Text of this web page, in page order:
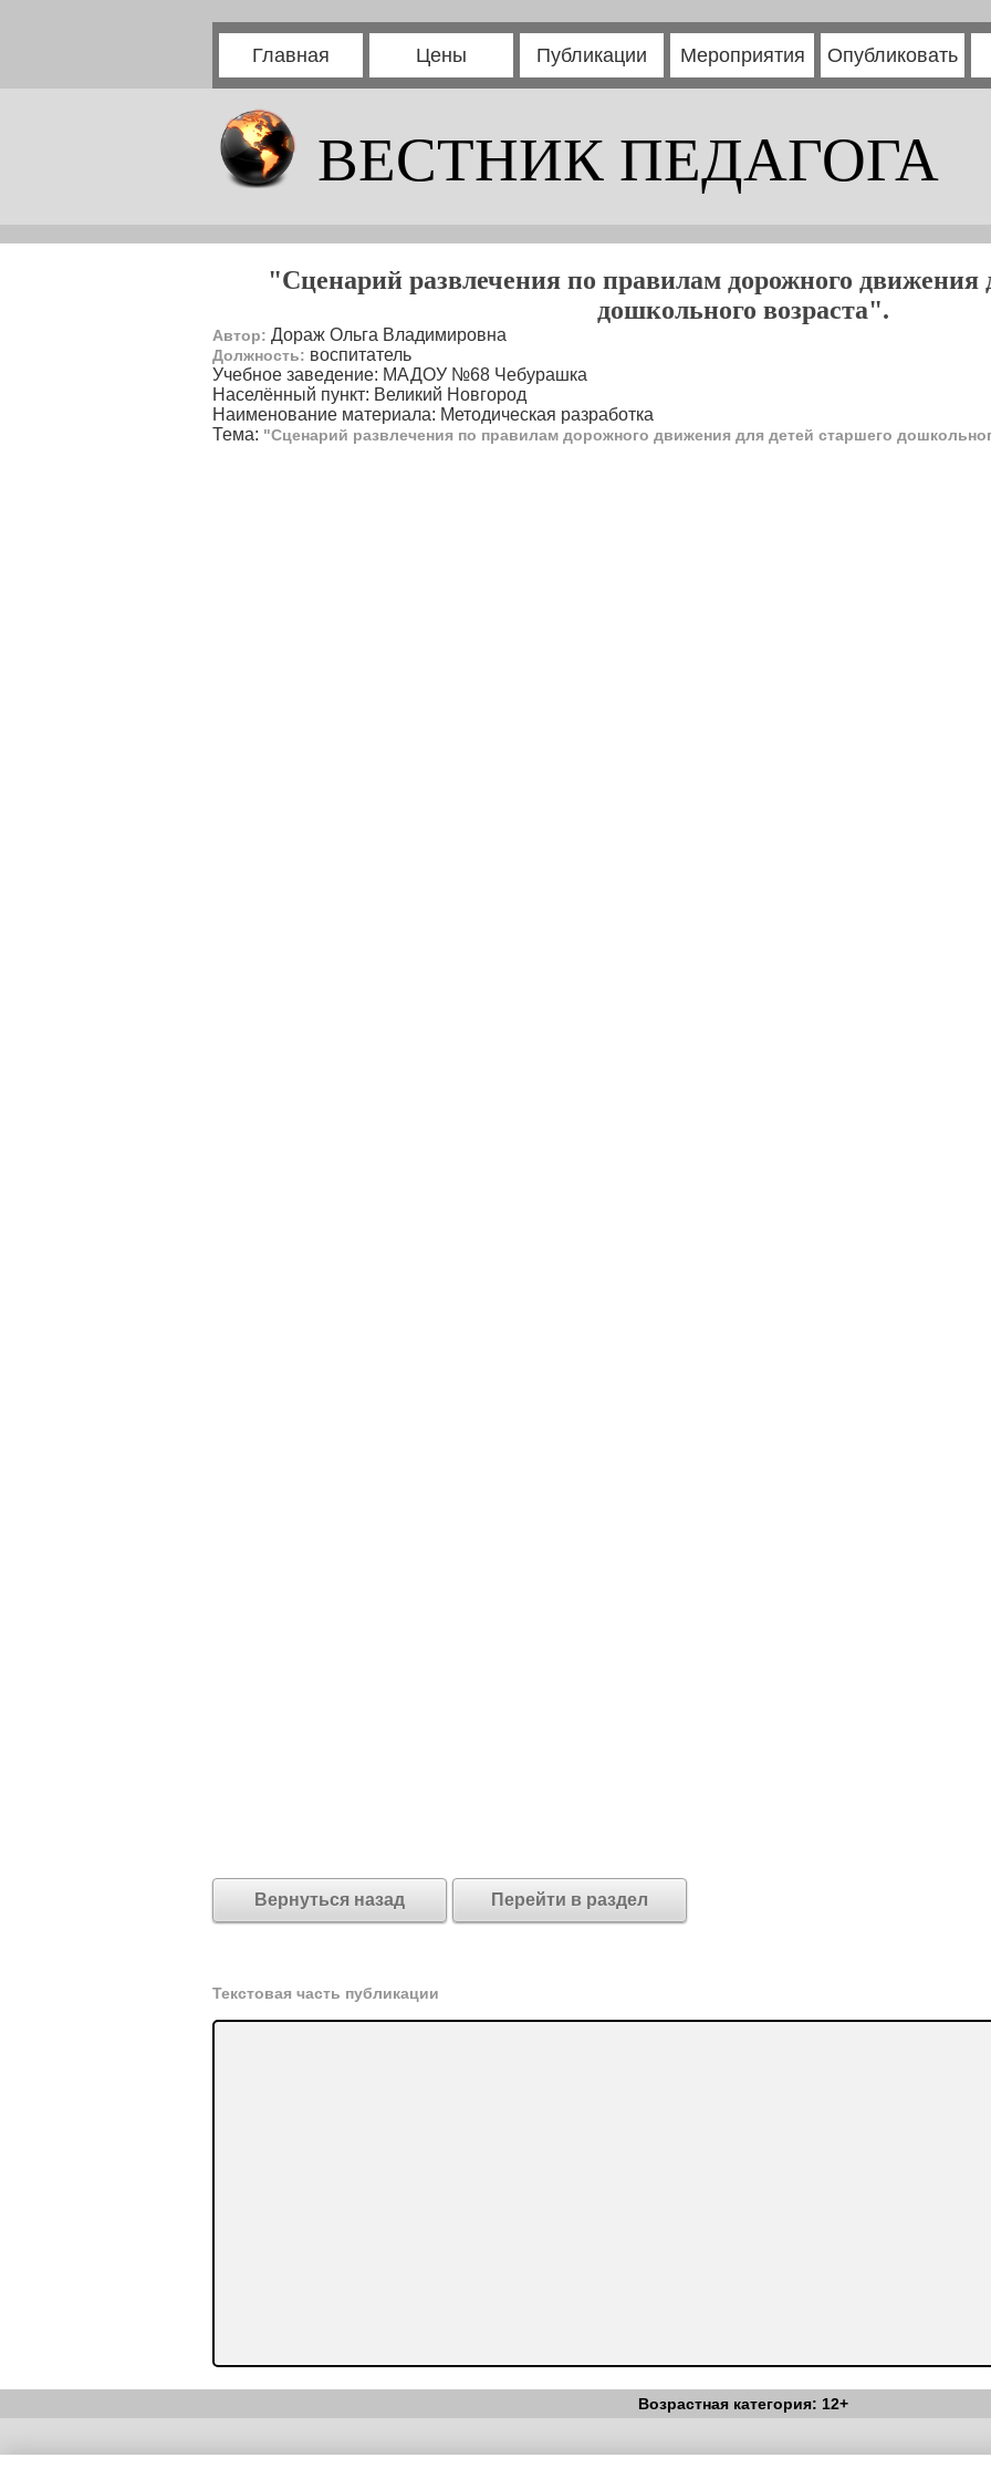
Главная Цены Публикации Мероприятия Опубликовать
ВЕСТНИК ПЕДАГОГА
"Сценарий развлечения по правилам дорожного движения
дошкольного возраста".
Автор: Дораж Ольга Владимировна
Должность: воспитатель
Учебное заведение: МАДОУ №68 Чебурашка
Населённый пункт: Великий Новгород
Наименование материала: Методическая разработка
Тема: "Сценарий развлечения по правилам дорожного движения для детей старшего
Вернуться назад Перейти в раздел
Текстовая часть публикации
Возрастная категория: 12+
Copyright (c) |Вестник Педагога|Об издании|Условия|Политика